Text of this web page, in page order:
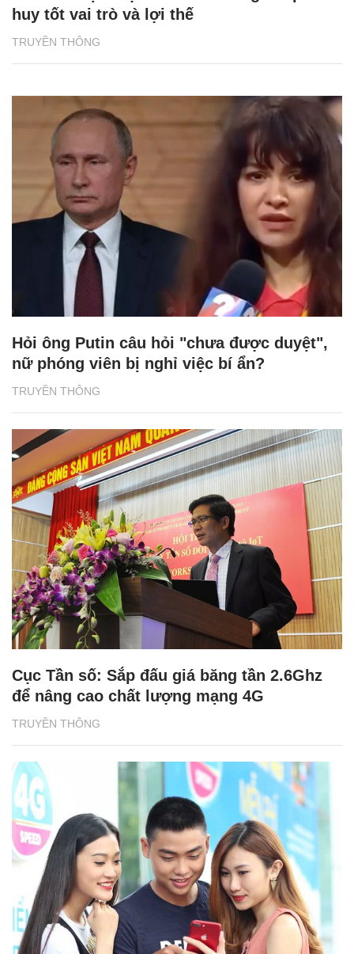
TRUYỀN THÔNG
huy tốt vai trò và lợi thế
TRUYỀN THÔNG
Hỏi ông Putin câu hỏi "chưa được duyệt",
nữ phóng viên bị nghỉ việc bí ẩn?
TRUYỀN THÔNG
Cục Tần số: Sắp đấu giá băng tần 2.6Ghz
để nâng cao chất lượng mạng 4G